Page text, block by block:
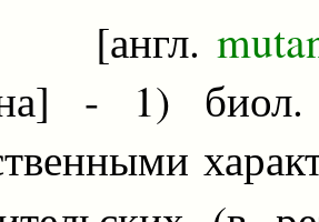
- 1) биол.